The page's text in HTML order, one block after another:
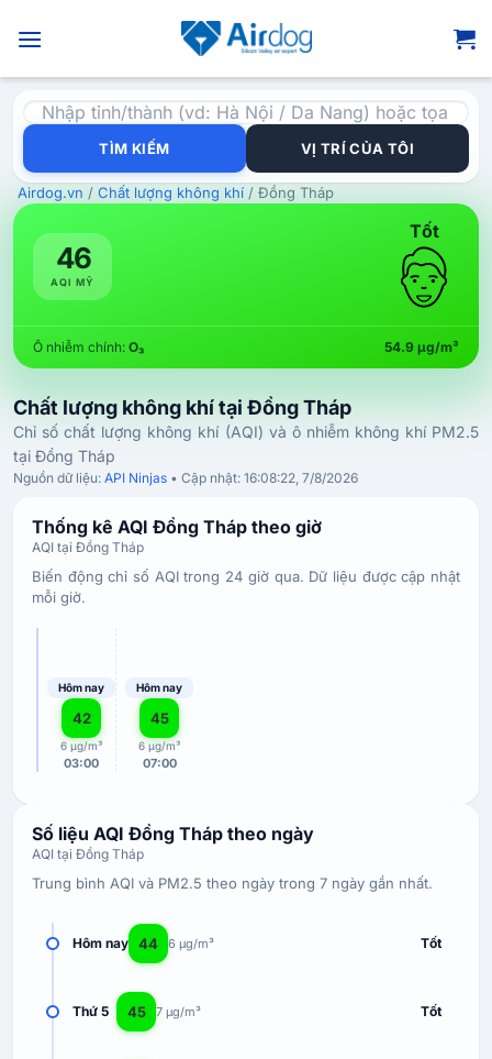
qua
TÌM KIẾM VỊ TRÍ CỦA TÔI
Airdog.vn / Chất lượng không khí / Đồng Tháp
46
AQI MỸ
Tốt
Ô nhiễm chính: O₃ 54.9 µg/m³
Chất lượng không khí tại Đồng Tháp
Chỉ số chất lượng không khí (AQI) và ô nhiễm không khí PM2.5
tại Đồng Tháp
Nguồn dữ liệu: API Ninjas • Cập nhật: 16:08:22, 7/8/2026
Thống kê AQI Đồng Tháp theo giờ
AQI tại Đồng Tháp
Biến động chỉ số AQI trong 24 giờ qua. Dữ liệu được cập nhật
mỗi giờ.
Hôm nay
42
6 µg/m³
03:00
Hôm nay
45
6 µg/m³
07:00
Số liệu AQI Đồng Tháp theo ngày
AQI tại Đồng Tháp
Trung bình AQI và PM2.5 theo ngày trong 7 ngày gần nhất.
Hôm nay 44 6 µg/m³ Tốt
Thứ 5 45 7 µg/m³ Tốt